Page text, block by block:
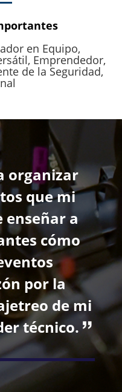
en Equipo,
Emprendedor,
de la Seguridad,
organizar
que mi
enseñar a
cómo
por la
de mi
técnico.